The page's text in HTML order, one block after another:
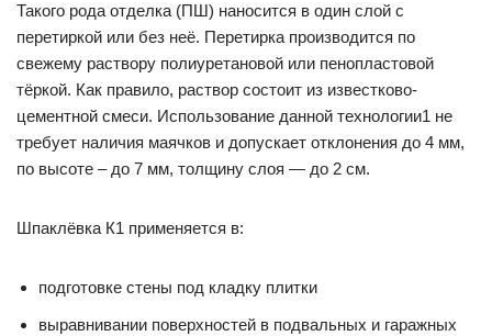
Такого рода отделка (ПШ) наносится в один слой с
перетиркой или без неё. Перетирка производится по
свежему раствору полиуретановой или пенопластовой
тёркой. Как правило, раствор состоит из известково-
цементной смеси. Использование данной технологии1 не
требует наличия маячков и допускает отклонения до 4 мм,
по высоте – до 7 мм, толщину слоя — до 2 см.
Шпаклёвка К1 применяется в:
подготовке стены под кладку плитки
выравнивании поверхностей в подвальных и гаражных